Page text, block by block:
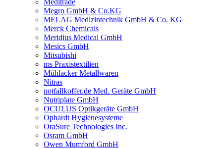
Megro GmbH & Co.KG
MELAG Medizintechnik GmbH & Co. KG
Merck Chemicals
Meridius Medical GmbH
Mesics GmbH
Mitsubishi
ms Praxistextilien
Mühlacker Metallwaren
Nitras
notfallkoffer.de Med. Geräte GmbH
Nutriplate GmbH
OCULUS Optikgeräte GmbH
Ophardt Hygienesysteme
OraSure Technologies Inc.
Osram GmbH
Owen Mumford GmbH